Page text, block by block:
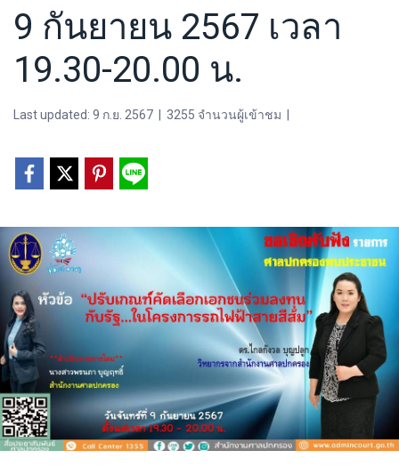
9 กันยายน 2567 เวลา
19.30-20.00 น.
Last updated: 9 ก.ย. 2567 3255 จำนวนผู้เข้าชม